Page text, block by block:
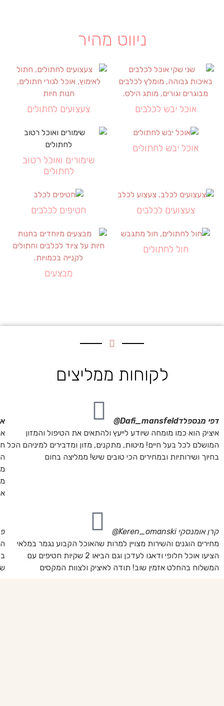
ניווט מהיר
אוכל יבש לכלבים צעצועים לחתולים
אוכל יבש לחתולים
שימורים ואוכל רטוב
לחתולים
צעצועים לכלבים חטיפים לכלבים
חול לחתולים
מבצעים
לקוחות ממליצים
דפי מנספלדDafi_mansfeld@
איציק הוא כמו מומחה שיודע לייעץ ולהתאים את הטיפול והמזון
המושלם לכל בעל חיים! מיטות, מתקנים, מזון ומדבירים למיניהם הכל
בחיוך ושירותיות ובמחירים הכי טובים שיש! ממליצה בחום
קרן אומנסקי Keren_omanski@
מחירים הוגנים והשירות מצויין למרות שהאוכל הקבוע נגמר במלאי
הציעו אוכל חלופי ודאגו לעדכן וגם הביאו 2 שקיות חטיפים עם
המשלוח בהחלט אזמין שוב! תודה לאיציק ולצוות המקסים